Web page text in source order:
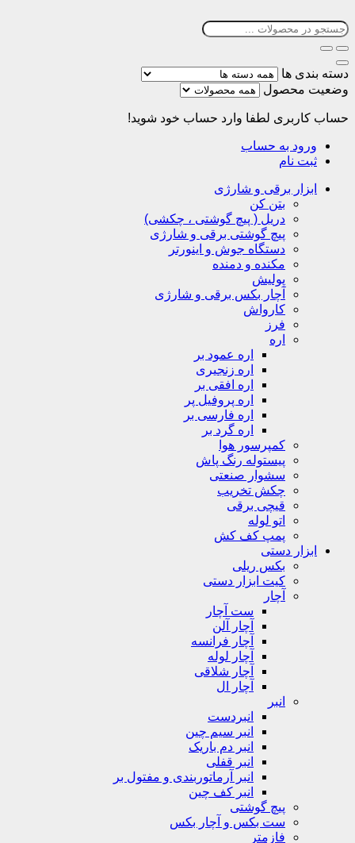
دسته بندی ها
وضعیت محصول
حساب کاربری لطفا وارد حساب خود شوید!
ورود به حساب
ثبت نام
ابزار برقی و شارژی
بتن کن
دریل ( پیچ گوشتی ، چکشی)
پیچ گوشتی برقی و شارژی
دستگاه جوش و اینورتر
مکنده و دمنده
پولیش
آچار بکس برقی و شارژی
کارواش
فرز
اره
اره عمود بر
اره زنجیری
اره افقی بر
اره پروفیل پر
اره فارسی بر
اره گرد بر
کمپرسور هوا
پیستوله رنگ پاش
سشوار صنعتی
چکش تخریب
قیچی برقی
اتو لوله
پمپ کف کش
ابزار دستی
بکس ریلی
کیت ابزار دستی
آچار
ست آچار
آچار آلن
آچار فرانسه
آچار لوله
آچار شلاقی
آچار ال
انبر
انبردست
انبر سیم چین
انبر دم باریک
انبر قفلی
انبر آرماتوربندی و مفتول بر
انبر کف چین
پیچ گوشتی
ست بکس و آچار بکس
فازمتر